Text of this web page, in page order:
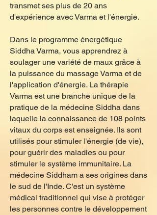
transmet ses plus de 20 ans
d'expérience avec Varma et l'énergie.
Dans le programme énergétique
Siddha Varma, vous apprendrez à
soulager une variété de maux grâce à
la puissance du massage Varma et de
l'application d'énergie. La thérapie
Varma est une branche unique de la
pratique de la médecine Siddha dans
laquelle la connaissance de 108 points
vitaux du corps est enseignée. Ils sont
utilisés pour stimuler l'énergie (de vie),
pour guérir des maladies ou pour
stimuler le système immunitaire. La
médecine Siddham a ses origines dans
le sud de l'Inde. C'est un système
médical traditionnel qui vise à protéger
les personnes contre le développement